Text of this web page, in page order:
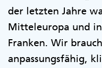
der letzten Jahre
Mitteleuropa und
Franken. Wir
anpassungsfähig,